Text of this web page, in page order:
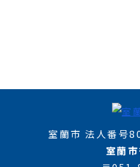
室蘭市 法人番号
室蘭